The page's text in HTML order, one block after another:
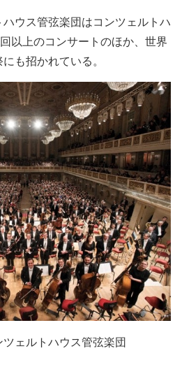
ウス管弦楽団はコンツェルトハ
回以上のコンサートのほか、世界
も招かれている。
ェルトハウス管弦楽団